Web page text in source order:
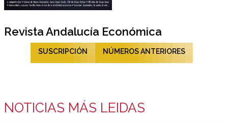
Revista Andalucía Económica
SUSCRIPCIÓN NÚMEROS ANTERIORES
NOTICIAS MÁS LEIDAS